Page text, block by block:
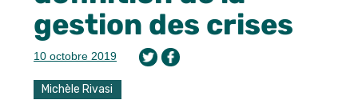
gestion des crises
10 octobre 2019
Michèle Rivasi